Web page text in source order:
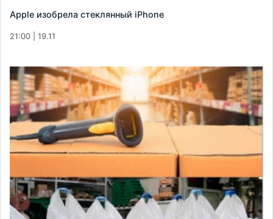
Apple изобрела стеклянный iPhone
21:00 | 19.11